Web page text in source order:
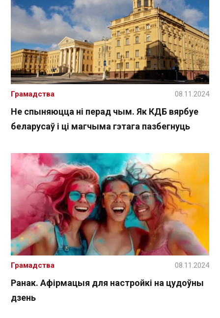
Не спыняюцца ні перад чым. Як КДБ вярбуе
беларусаў і ці магчыма гэтага пазбегнуць
Грамадства 08.11.2024
Ранак. Афірмацыя для настройкі на цудоўны
дзень
Грамадства 08.11.2024